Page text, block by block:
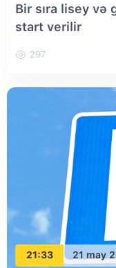
Bir sıra lisey və
start verilir
297
21:33 21 may